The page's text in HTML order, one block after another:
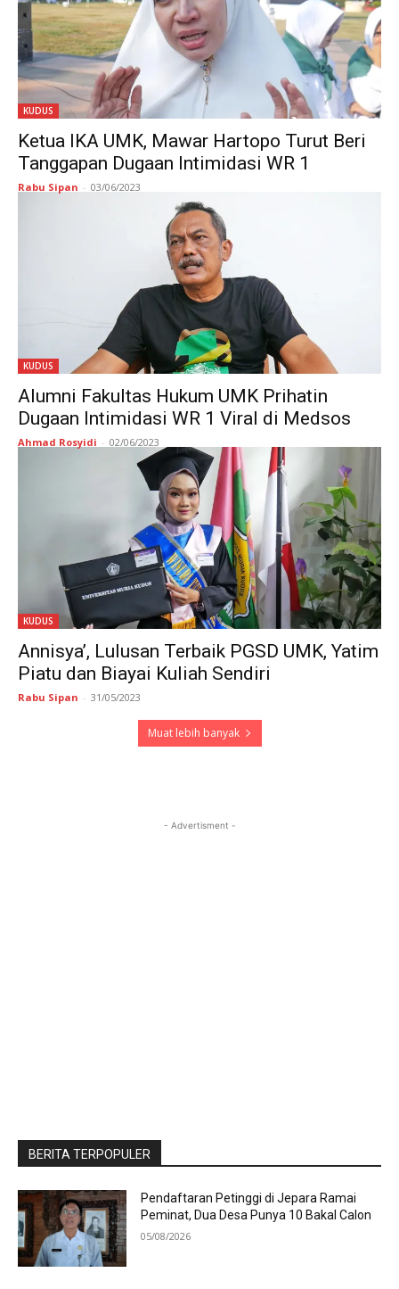
KUDUS
Ketua IKA UMK, Mawar Hartopo Turut Beri
Tanggapan Dugaan Intimidasi WR 1
Rabu Sipan - 03/06/2023
KUDUS
Alumni Fakultas Hukum UMK Prihatin
Dugaan Intimidasi WR 1 Viral di Medsos
Ahmad Rosyidi - 02/06/2023
KUDUS
Annisya’, Lulusan Terbaik PGSD UMK, Yatim
Piatu dan Biayai Kuliah Sendiri
Rabu Sipan - 31/05/2023
Muat lebih banyak
- Advertisment -
BERITA TERPOPULER
Pendaftaran Petinggi di Jepara Ramai
Peminat, Dua Desa Punya 10 Bakal Calon
05/08/2026